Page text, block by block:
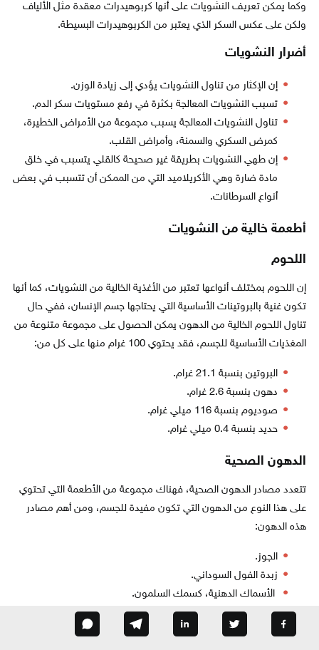
وكما يمكن تعريف النشويات على أنها كربوهيدرات معقدة مثل الألياف
ولكن على عكس السكر الذي يعتبر من الكربوهيدرات البسيطة.
أضرار النشويات
إن الإكثار من تناول النشويات يؤدي إلى زيادة الوزن.
تسبب النشويات المعالجة بكثرة في رفع مستويات سكر الدم.
تناول النشويات المعالجة يسبب مجموعة من الأمراض الخطيرة،
كمرض السكري والسمنة، وأمراض القلب.
إن طهي النشويات بطريقة غير صحيحة كالقلي يتسبب في خلق
مادة ضارة وهي الأكريلاميد التي من الممكن أن تتسبب في بعض
أنواع السرطانات.
أطعمة خالية من النشويات
اللحوم
إن اللحوم بمختلف أنواعها تعتبر من الأغذية الخالية من النشويات، كما أنها
تكون غنية بالبروتينات الأساسية التي يحتاجها جسم الإنسان، ففي حال
تناول اللحوم الخالية من الدهون يمكن الحصول على مجموعة متنوعة من
المغذيات الأساسية للجسم، فقد يحتوي 100 غرام منها على كل من:
البروتين بنسبة 21.1 غرام.
دهون بنسبة 2.6 غرام.
صوديوم بنسبة 116 ميلي غرام.
حديد بنسبة 0.4 ميلي غرام.
الدهون الصحية
تتعدد مصادر الدهون الصحية، فهناك مجموعة من الأطعمة التي تحتوي
على هذا النوع من الدهون التي تكون مفيدة للجسم، ومن أهم مصادر
هذه الدهون:
الجوز.
زبدة الفول السوداني.
الأسماك الدهنية، كسمك السلمون.
البذور، مثل بذور اليقطين والسمسم.
الزيوت النباتية، مثل زيت الذرة، وعباد الشمس.